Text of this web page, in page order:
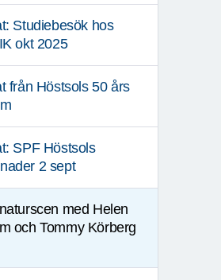
Studiebesök hos
okt 2025
från Höstsols 50 års
SPF Höstsols
2 sept
med Helen
och Tommy Körberg